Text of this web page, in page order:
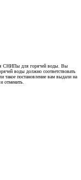
СНИПы для горячей воды. Вы
воды должно соответствовать
постановление вам выдали на
отменить.